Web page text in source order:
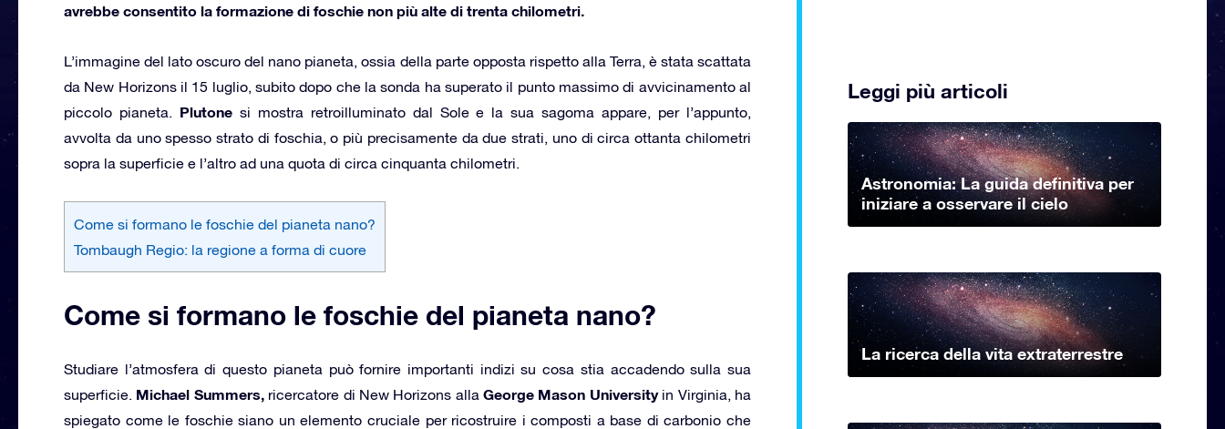
avrebbe consentito la formazione di foschie non più alte di trenta chilometri.
L’immagine del lato oscuro del nano pianeta, ossia della parte opposta rispetto alla Terra, è stata scattata
da New Horizons il 15 luglio, subito dopo che la sonda ha superato il punto massimo di avvicinamento al
piccolo pianeta. Plutonesi mostra retroilluminato dal Sole e la sua sagoma appare, per l’appunto,
avvolta da uno spesso strato di foschia, o più precisamente da due strati, uno di circa ottanta chilometri
sopra la superficie e l’altro ad una quota di circa cinquanta chilometri.
Come si formano le foschie del pianeta nano?
Tombaugh Regio: la regione a forma di cuore
Come si formano le foschie del pianeta nano?
Studiare l’atmosfera di questo pianeta può fornire importanti indizi su cosa stia accadendo sulla sua
superficie. Michael Summers,ricercatore di New Horizons allaGeorge Mason Universityin Virginia, ha
spiegato come le foschie siano un elemento cruciale per ricostruire i composti a base di carbonio che
Leggi più articoli
Astronomia: La guida definitiva per
iniziare a osservare il cielo
La ricerca della vita extraterrestre